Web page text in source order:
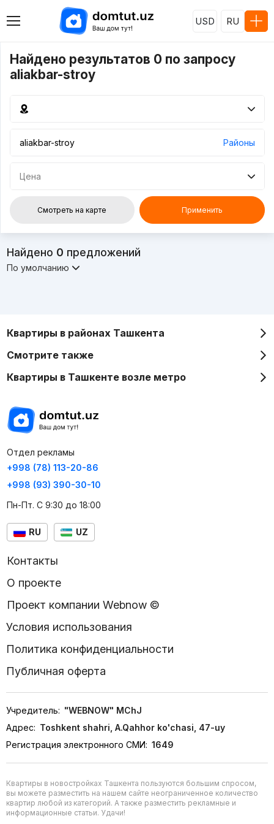
USD RU
Найдено результатов 0 по запросу
aliakbar-stroy
Районы
Цена
Смотреть на карте Применить
Найдено 0 предложений
По умолчанию
Квартиры в районах Ташкента
Смотрите также
Квартиры в Ташкенте возле метро
Отдел рекламы
+998 (78) 113-20-86
+998 (93) 390-30-10
Пн-Пт. С 9:30 до 18:00
RU UZ
Контакты
О проекте
Проект компании Webnow ©
Условия использования
Политика конфиденциальности
Публичная оферта
Учредитель: "WEBNOW" MChJ
Адрес: Toshkent shahri, A.Qahhor ko'chasi, 47-uy
Регистрация электронного СМИ: 1649
Квартиры в новостройках Ташкента пользуются большим спросом,
вы можете разместить на нашем сайте неограниченное количество
квартир любой из категорий. А также разместить рекламные и
информационные статьи. Удачи!